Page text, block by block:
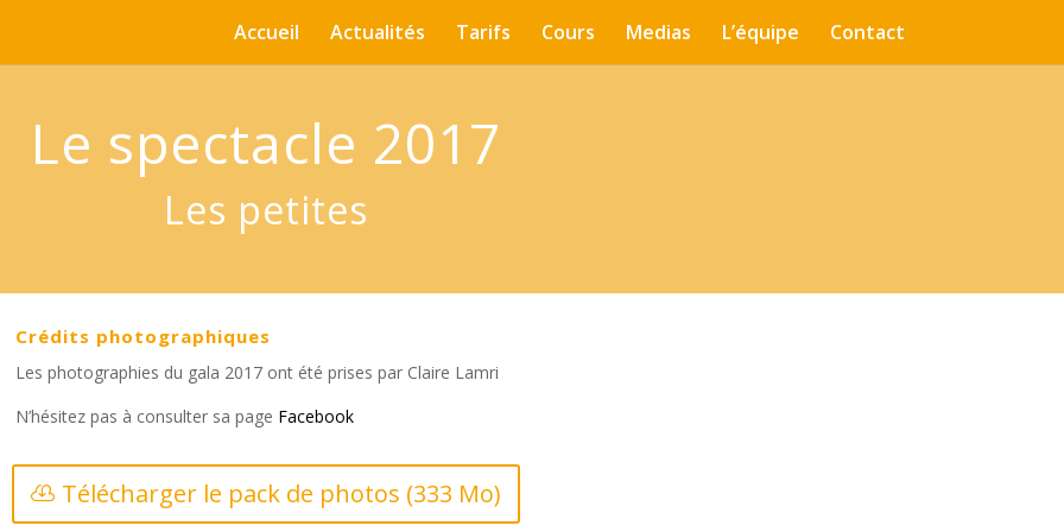
Accueil Actualités Tarifs Cours Medias L’équipe Contact
Le spectacle 2017
Les petites
Crédits photographiques
Les photographies du gala 2017 ont été prises par Claire Lamri
N’hésitez pas à consulter sa page Facebook
Télécharger le pack de photos (333 Mo)